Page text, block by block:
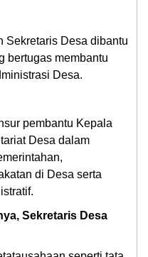
Sekretaris Desa dibantu
bertugas membantu
Desa.
pembantu Kepala
Desa dalam
di Desa serta
Sekretaris Desa